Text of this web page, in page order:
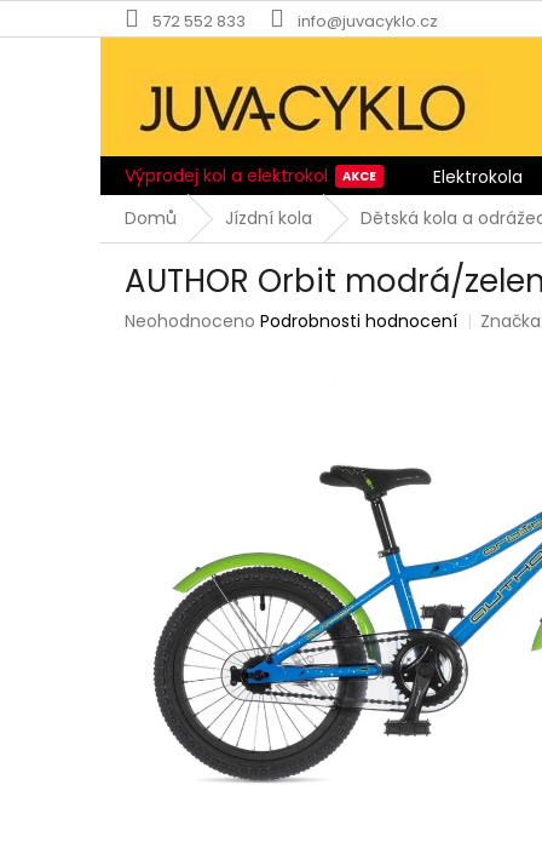
na
572 552 833 info@juvacyklo.cz
Výprodej kol a elektrokol Elektrokola
Domů
Jízdní kola Dětská kola a
AUTHOR Orbit modrá/
Průměrné
Neohodnoceno Podrobnosti hodnocení